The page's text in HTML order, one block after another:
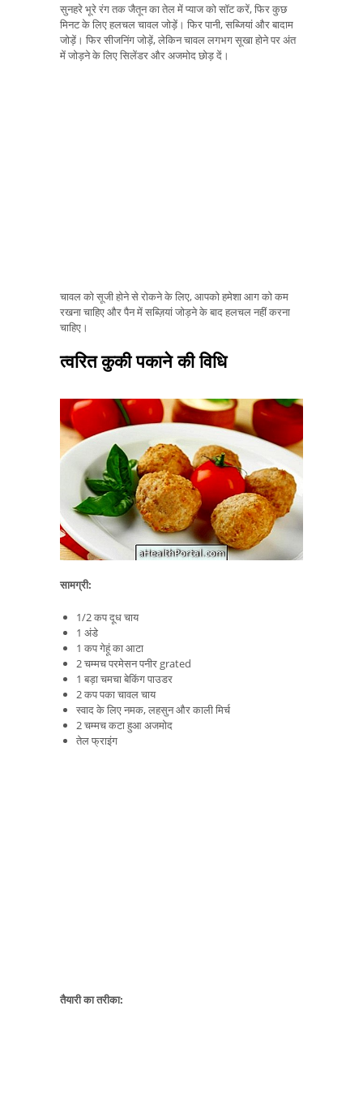
सुनहरे भूरे रंग तक जैतून का तेल में प्याज को सॉट करें, फिर कुछ
मिनट के लिए हलचल चावल जोड़ें। फिर पानी, सब्जियां और बादाम
जोड़ें। फिर सीजनिंग जोड़ें, लेकिन चावल लगभग सूखा होने पर अंत
में जोड़ने के लिए सिलेंडर और अजमोद छोड़ दें।
चावल को सूजी होने से रोकने के लिए, आपको हमेशा आग को कम
रखना चाहिए और पैन में सब्ज़ियां जोड़ने के बाद हलचल नहीं करना
चाहिए।
त्वरित कुकी पकाने की विधि
सामग्री:
1/2 कप दूध चाय
1 अंडे
1 कप गेहूं का आटा
2 चम्मच परमेसन पनीर grated
1 बड़ा चमचा बेकिंग पाउडर
2 कप पका चावल चाय
स्वाद के लिए नमक, लहसुन और काली मिर्च
2 चम्मच कटा हुआ अजमोद
तेल फ्राइंग
तैयारी का तरीका: